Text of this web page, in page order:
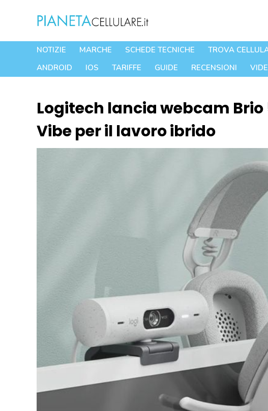
contenuto
NOTIZIE MARCHE SCHEDE TECNICHE TROVA
ANDROID
IOS TARIFFE GUIDE RECENSIONI
Logitech lancia webcam Brio
Vibe per il lavoro ibrido